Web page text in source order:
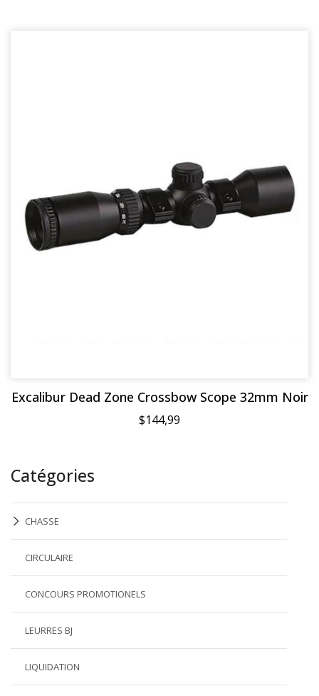
Catégories
CHASSE
CIRCULAIRE
CONCOURS PROMOTIONELS
LEURRES BJ
LIQUIDATION
Excalibur Dead Zone Crossbow Scope 32mm Noir
$144,99